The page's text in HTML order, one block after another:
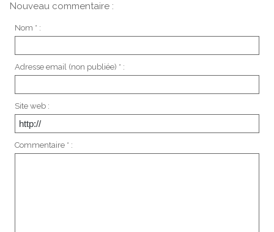
Nouveau commentaire :
Nom * :
Adresse email (non publiée) * :
Site web :
Commentaire * :